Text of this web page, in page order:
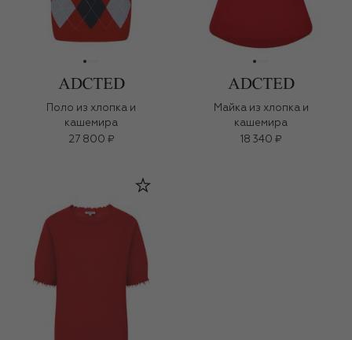
Поло из хлопка и
кашемира
27 800 ₽
Майка из хлопка и
кашемира
18 340 ₽